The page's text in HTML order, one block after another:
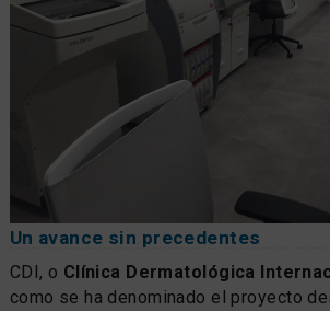
Un avance sin precedentes
CDI, o Clínica Dermatológica
como se ha denominado el proyecto